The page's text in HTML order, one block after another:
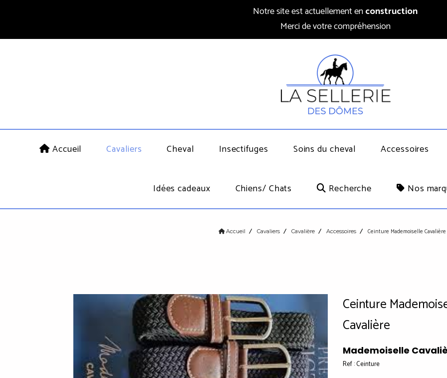
Notre site est actuellement enconstruction
Merci de votre compréhension
Accueil Cavaliers Cheval Insectifuges Soins du cheval Accessoires
Idées cadeaux Chiens/ Chats Recherche Nos
Accueil Cavaliers Cavalière Accessoires Ceinture Mademoiselle Cavalière
Ceinture
Cavalière
Mademoiselle
Ref :Ceinture